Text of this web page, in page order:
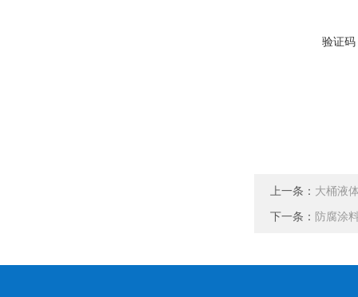
验证码
上一条： 大桶液
下一条： 防腐涂